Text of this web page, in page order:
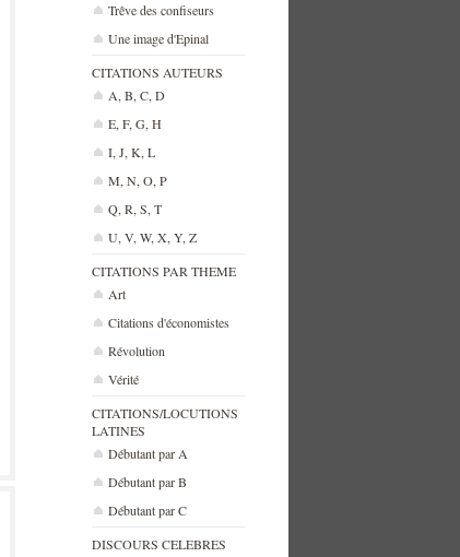
Trêve des confiseurs
Une image d'Epinal
CITATIONS AUTEURS
A, B, C, D
E, F, G, H
I, J, K, L
M, N, O, P
Q, R, S, T
U, V, W, X, Y, Z
CITATIONS PAR THEME
Art
Citations d'économistes
Révolution
Vérité
CITATIONS/LOCUTIONS
LATINES
Débutant par A
Débutant par B
Débutant par C
DISCOURS CELEBRES